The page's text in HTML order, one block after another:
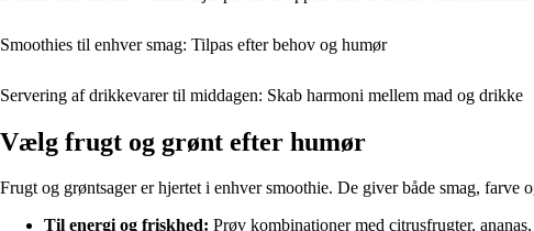
Smoothies til enhver smag: Tilpas efter behov og humør
Servering af drikkevarer til middagen: Skab harmoni mellem mad og drikke
Vælg frugt og grønt efter humør
Frugt og grøntsager er hjertet i enhver smoothie. De giver både smag,
Til energi og friskhed: Prøv kombinationer med citrusfrugter,